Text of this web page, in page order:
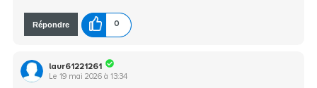
Répondre 0
laur61221261
Le19 mai 2026 à13:34